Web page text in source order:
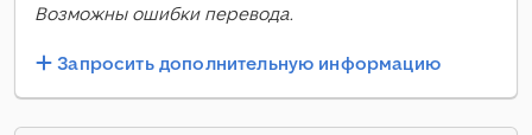
Возможны ошибки перевода.
Запросить дополнительную информацию